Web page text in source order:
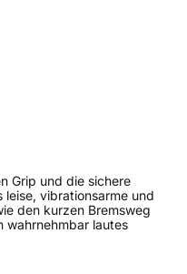
Grip und die sichere
vibrationsarme und
den kurzen Bremsweg
wahrnehmbar lautes